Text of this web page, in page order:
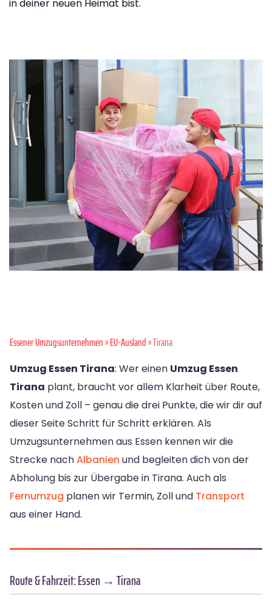
in deiner neuen Heimat bist.
Essener Umzugsunternehmen»EU-Ausland» Tirana
Umzug Essen Tirana: Wer einen Umzug Essen
Tirana plant, braucht vor allem Klarheit über Route,
Kosten und Zoll – genau die drei Punkte, die wir dir auf
dieser Seite Schritt für Schritt erklären. Als
Umzugsunternehmen aus Essen kennen wir die
Strecke nachAlbanien und begleiten dich von der
Abholung bis zur Übergabe in Tirana. Auch als
Fernumzug planen wir Termin, Zoll und Transport
aus einer Hand.
Route & Fahrzeit: Essen → Tirana